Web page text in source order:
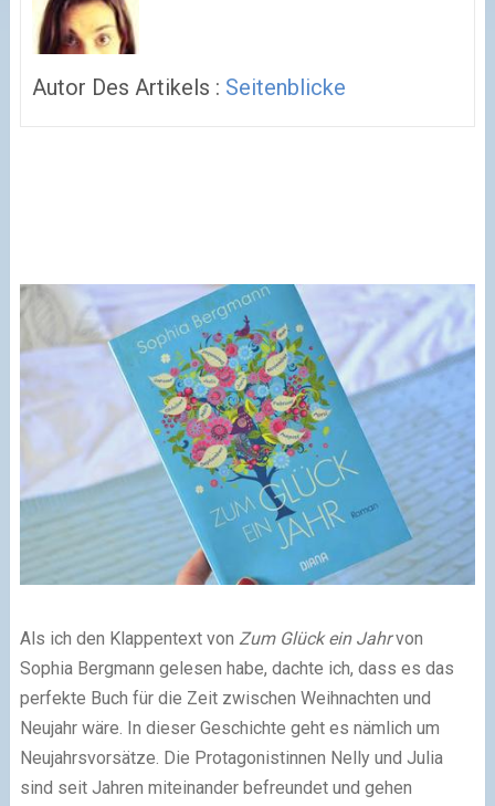
Autor Des Artikels : Seitenblicke
Als ich den Klappentext von Zum Glück ein Jahrvon
Sophia Bergmann gelesen habe, dachte ich, dass es das
perfekte Buch für die Zeit zwischen Weihnachten und
Neujahr wäre. In dieser Geschichte geht es nämlich um
Neujahrsvorsätze. Die Protagonistinnen Nelly und Julia
sind seit Jahren miteinander befreundet und gehen